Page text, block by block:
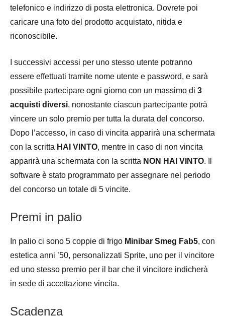
telefonico e indirizzo di posta elettronica. Dovrete poi
caricare una foto del prodotto acquistato, nitida e
riconoscibile.
I successivi accessi per uno stesso utente potranno
essere effettuati tramite nome utente e password, e sarà
possibile partecipare ogni giorno con un massimo di 3
acquisti diversi, nonostante ciascun partecipante potrà
vincere un solo premio per tutta la durata del concorso.
Dopo l’accesso, in caso di vincita apparirà una schermata
con la scritta HAI VINTO, mentre in caso di non vincita
apparirà una schermata con la scritta NON HAI VINTO. Il
software è stato programmato per assegnare nel periodo
del concorso un totale di 5 vincite.
Premi in palio
In palio ci sono 5 coppie di frigo Minibar Smeg Fab5, con
estetica anni ’50, personalizzati Sprite, uno per il vincitore
ed uno stesso premio per il bar che il vincitore indicherà
in sede di accettazione vincita.
Scadenza